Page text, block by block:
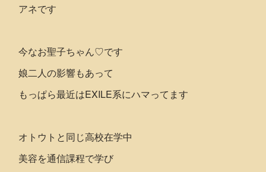
アネです
今なお聖子ちゃん♡です
娘二人の影響もあって
もっぱら最近はEXILE系にハマってます
オトウトと同じ高校在学中
美容を通信課程で学び